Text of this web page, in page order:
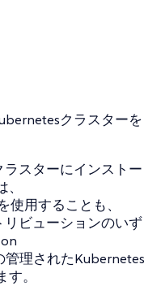
クラスターを
スターにインストー
用することも、
リビューションのいず
管理されたKubernetes
。